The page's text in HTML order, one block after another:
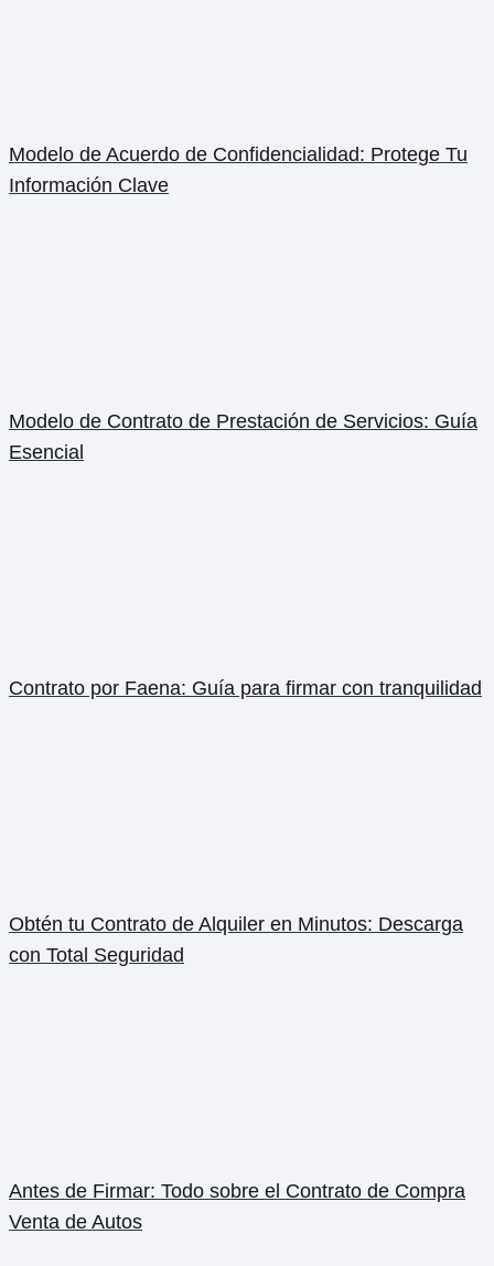
Modelo de Acuerdo de Confidencialidad: Protege Tu
Información Clave
Modelo de Contrato de Prestación de Servicios: Guía
Esencial
Contrato por Faena: Guía para firmar con tranquilidad
Obtén tu Contrato de Alquiler en Minutos: Descarga
con Total Seguridad
Antes de Firmar: Todo sobre el Contrato de Compra
Venta de Autos